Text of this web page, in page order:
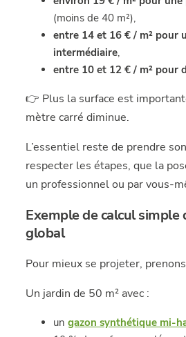
(moins de 40 m²),
entre 14 et 16 € / m² pour
intermédiaire,
entre 10 et 12 € / m² pour
👉 Plus la surface est
mètre carré diminue.
L’essentiel reste de prendre
respecter les étapes, que la
un professionnel ou par vous-
Exemple de calcul simple
global
Pour mieux se projeter,
Un jardin de 50 m² avec :
ungazon synthétique mi-